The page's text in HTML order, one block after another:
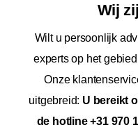
Wij
Wilt u persoonlijk
experts op het
Onze
uitgebreid: U bereikt
de hotline +31 970